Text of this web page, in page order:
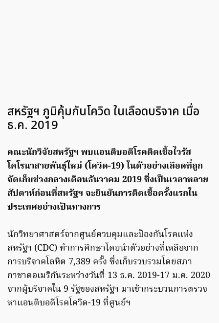
สหรัฐฯ ภูมิคุ้มกันโควิด ในเลือดบริจาค เมื่อ
ธ.ค. 2019
คณะนักวิจัยสหรัฐฯ พบแอนติบอดีโรคติดเชื้อไวรัส
โคโรนาสายพันธุ์ใหม่ (โควิด-19) ในตัวอย่างเลือดที่ถูก
จัดเก็บช่วงกลางเดือนธันวาคม 2019 ซึ่งเป็นเวลาหลาย
สัปดาห์ก่อนที่สหรัฐฯ จะยืนยันการติดเชื้อครั้งแรกใน
ประเทศอย่างเป็นทางการ
นักวิทยาศาสตร์จากศูนย์ควบคุมและป้องกันโรคแห่ง
สหรัฐฯ (CDC) ทำการศึกษาโดยนำตัวอย่างที่เหลือจาก
การบริจาคโลหิต 7,389 ครั้ง ซึ่งเก็บรวบรวมโดยสภา
กาชาดอเมริกันระหว่างวันที่ 13 ธ.ค. 2019-17 ม.ค. 2020
จากผู้บริจาคใน 9 รัฐของสหรัฐฯ มาเข้ากระบวนการตรวจ
หาแอนติบอดีโรคโควิด-19 ที่ศูนย์ฯ